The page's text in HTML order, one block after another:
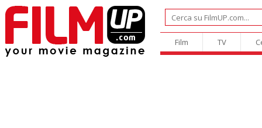
Film TV